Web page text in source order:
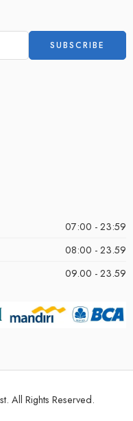
07:00 - 23:59
08:00 - 23.59
09.00 - 23.59
All Rights Reserved.